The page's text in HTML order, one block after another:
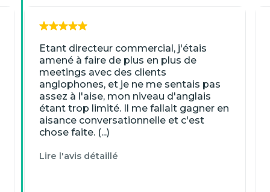
Etant directeur commercial, j'étais
amené à faire de plus en plus de
meetings avec des clients
anglophones, et je ne me sentais pas
assez à l'aise, mon niveau d'anglais
étant trop limité. Il me fallait gagner en
aisance conversationnelle et c'est
chose faite. (...)
Lire l'avis détaillé